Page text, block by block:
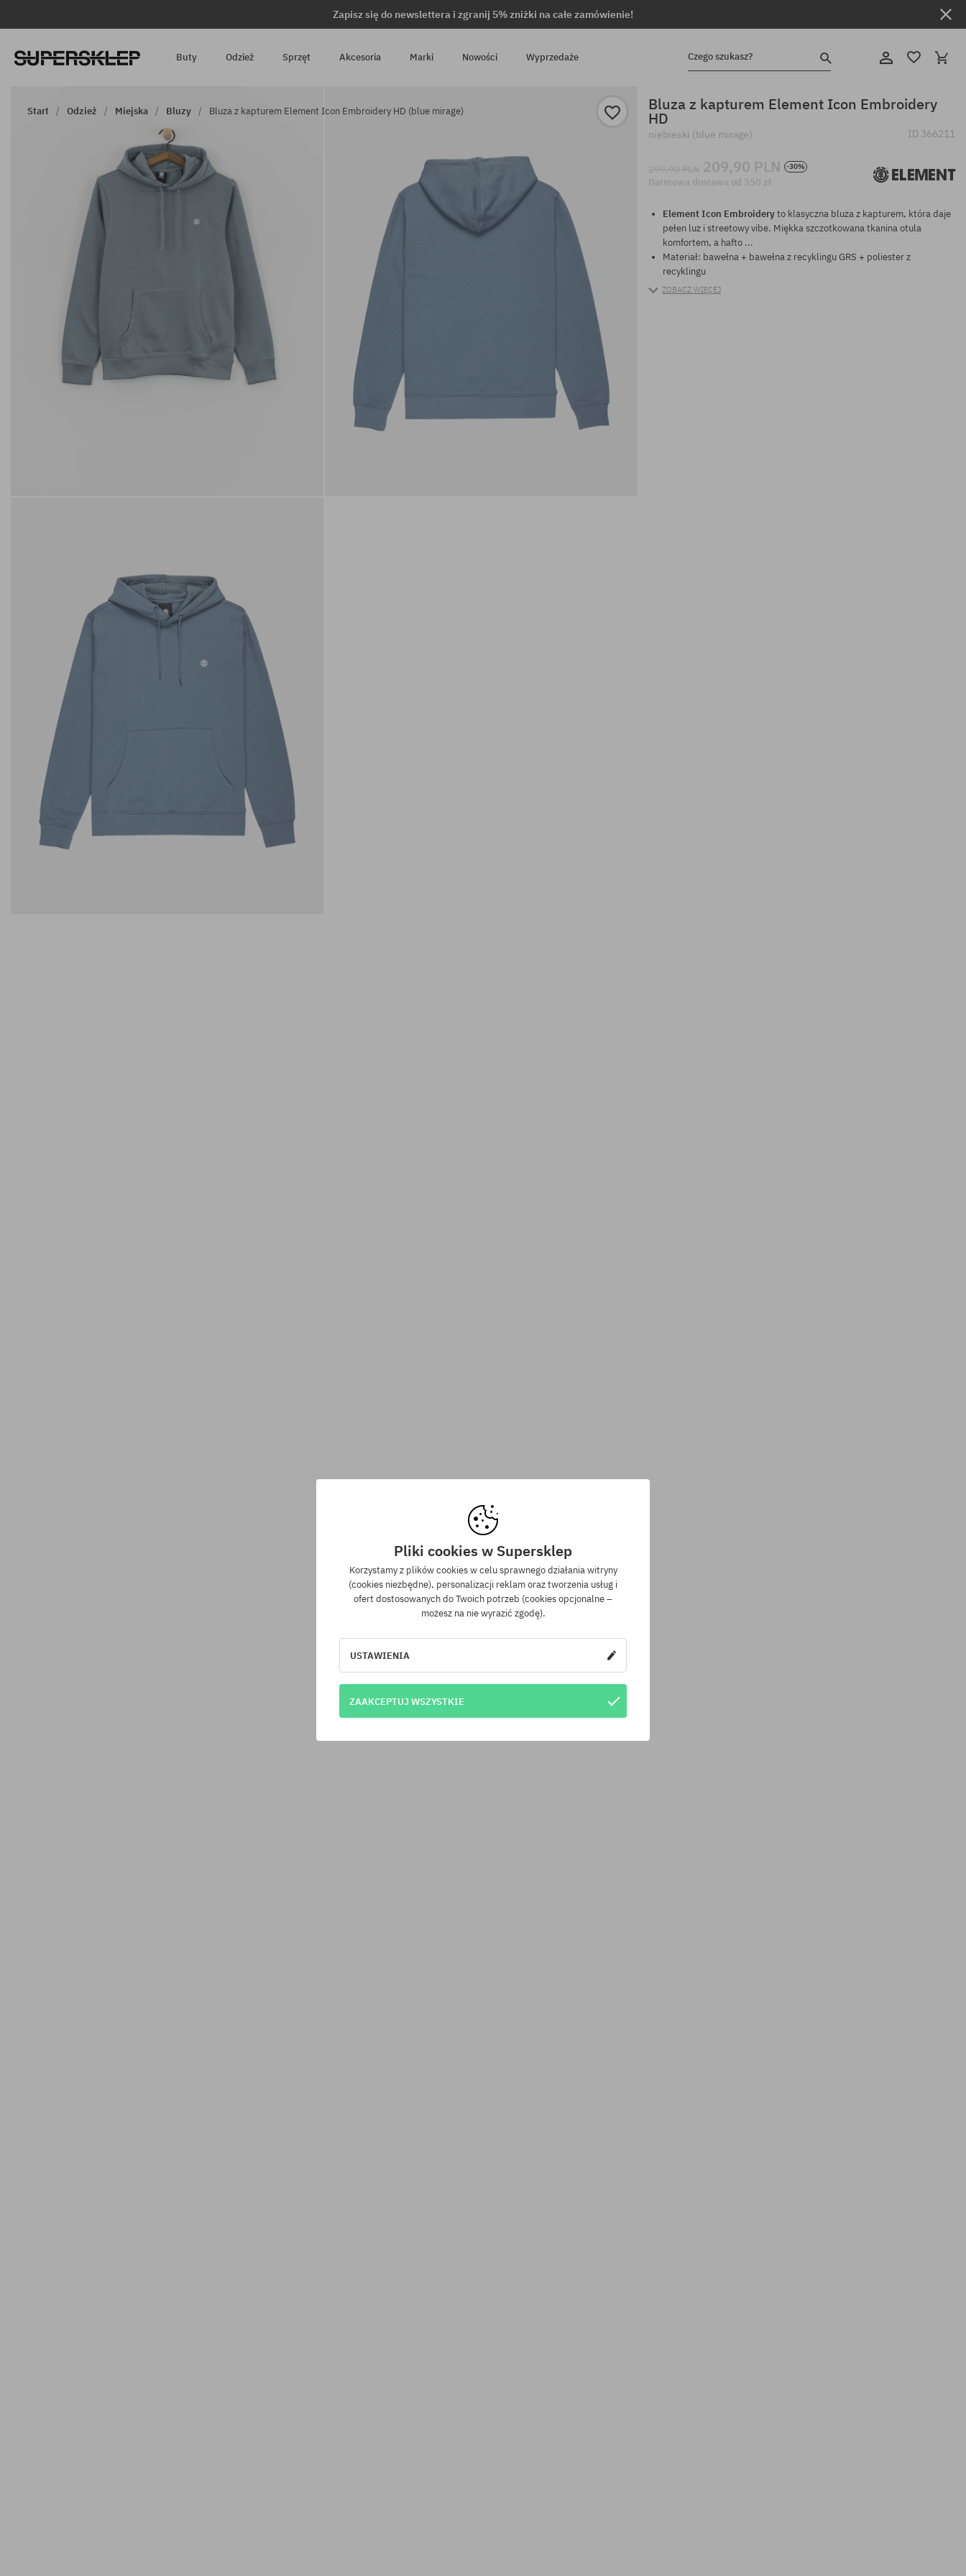
Zapisz się do newslettera i zgranij 5% zniżki na całe zamówienie!
Buty Odzież Sprzęt Akcesoria Marki Nowości Wyprzedaże Czego szukasz?
Start Odzież Miejska Bluzy Bluza z kapturem Element Icon Embroidery HD (blue mirage) Bluza z kapturem Element Icon Embroidery
HD
niebieski (blue mirage) ID 366211
299,90 PLN 209,90 PLN -30%
Darmowa dostawa od 350 zł
Element Icon Embroideryto klasyczna bluza z kapturem, która daje
pełen luz i streetowy vibe. Miękka szczotkowana tkanina otula
komfortem, a hafto ...
Materiał: bawełna + bawełna z recyklingu GRS + poliester z
recyklingu
ZOBACZ WIĘCEJ
Pliki cookies w Supersklep
Korzystamy z plików cookies w celu sprawnego działania witryny
(cookies niezbędne), personalizacji reklam oraz tworzenia usług i
ofert dostosowanych do Twoich potrzeb (cookies opcjonalne –
możesz na nie wyrazić zgodę).
USTAWIENIA
ZAAKCEPTUJ WSZYSTKIE